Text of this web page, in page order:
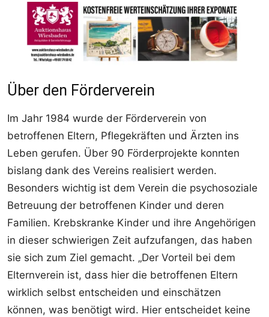
Über den Förderverein
Im Jahr 1984 wurde der Förderverein von
betroffenen Eltern, Pflegekräften und Ärzten ins
Leben gerufen. Über 90 Förderprojekte konnten
bislang dank des Vereins realisiert werden.
Besonders wichtig ist dem Verein die psychosoziale
Betreuung der betroffenen Kinder und deren
Familien. Krebskranke Kinder und ihre Angehörigen
in dieser schwierigen Zeit aufzufangen, das haben
sie sich zum Ziel gemacht. „Der Vorteil bei dem
Elternverein ist, dass hier die betroffenen Eltern
wirklich selbst entscheiden und einschätzen
können, was benötigt wird. Hier entscheidet keine